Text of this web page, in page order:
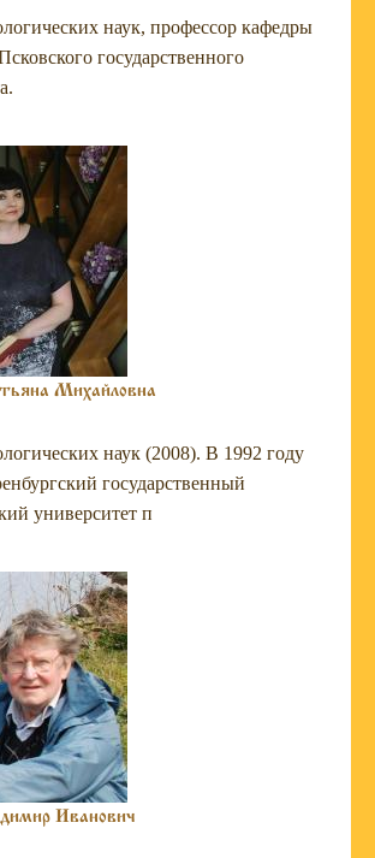
наук, профессор кафедры
государственного
Михайловна
наук (2008). В 1992 году
государственный
университет п
Иванович